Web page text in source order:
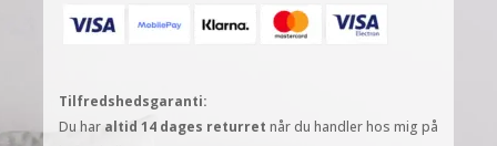
Tilfredshedsgaranti:
Du har altid 14 dages returret når du handler hos mig på